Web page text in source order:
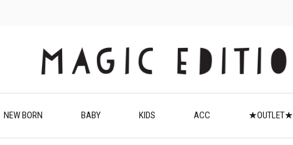
NEW BORN BABY KIDS ACC ★OUTLET★